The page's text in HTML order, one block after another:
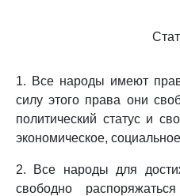
1. Все народы имеют
силу этого права они
политический статус и
экономическое,
2. Все народы для
свободно